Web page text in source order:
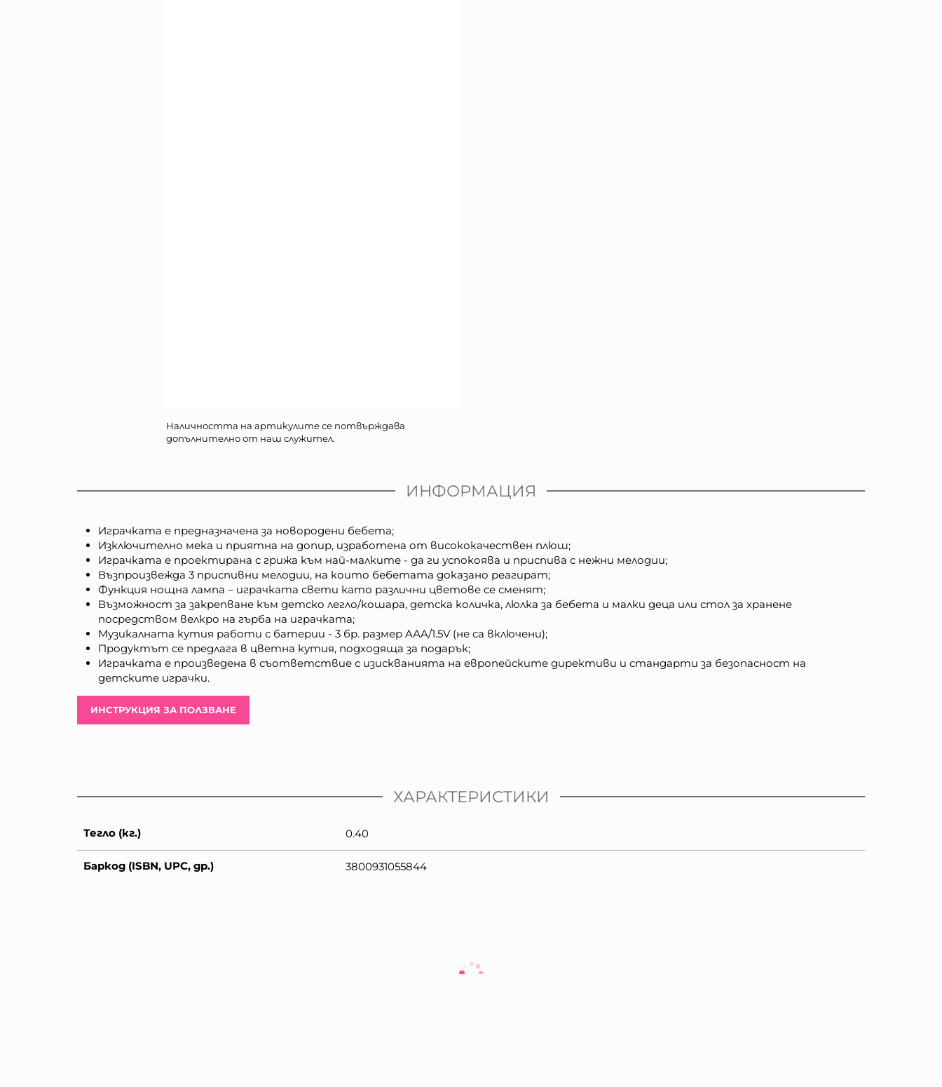
Наличността на артикулите се потвърждава
допълнително от наш служител.
ИНФОРМАЦИЯ
Играчката е предназначена за новородени бебета;
Изключително мека и приятна на допир, изработена от висококачествен плюш;
Играчката е проектирана с грижа към най-малките - да ги успокоява и приспива с нежни мелодии;
Възпроизвежда 3 приспивни мелодии, на които бебетата доказано реагират;
Функция нощна лампа – играчката свети като различни цветове се сменят;
Възможност за закрепване към детско легло/кошара, детска количка, люлка за бебета и малки деца или стол за хранене
посредством велкро на гърба на играчката;
Музикалната кутия работи с батерии - 3 бр. размер AАA/1.5V (не са включени);
Продуктът се предлага в цветна кутия, подходяща за подарък;
Играчката е произведена в съответствие с изискванията на европейските директиви и стандарти за безопасност на
детските играчки.
ИНСТРУКЦИЯ ЗА ПОЛЗВАНЕ
ХАРАКТЕРИСТИКИ
Тегло (кг.) 0.40
Баркод (ISBN, UPC, др.) 3800931055844